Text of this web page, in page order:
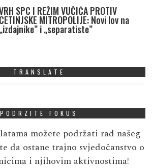
SPC I REŽIM VUČIĆA PROTIV
CETINJSKE MITROPOLIJE: Novi lov na
„izdajnike” i „separatiste”
TRANSLATE
PODRZITE FOKUS
možete podržati rad našeg
da ostane trajno svjedočanstvo o
i njihovim aktivnostima!